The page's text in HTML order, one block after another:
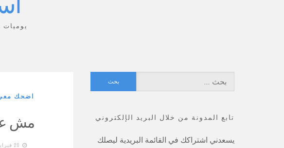
اضحك
مش
20 فبراير 2013
البحث
عن:
تابع المدونة من خلال البريد الإلكتروني
يسعدني اشتراكك في القائمة البريدية ليصلك